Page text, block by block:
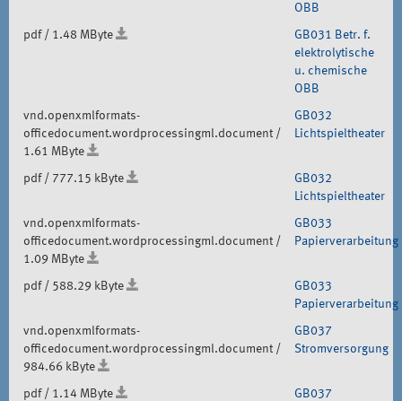
OBB
pdf / 1.48 MByte
GB031 Betr. f.
elektrolytische
u. chemische
OBB
vnd.openxmlformats-
officedocument.wordprocessingml.document /
1.61 MByte
GB032
Lichtspieltheater
pdf / 777.15 kByte
GB032
Lichtspieltheater
vnd.openxmlformats-
officedocument.wordprocessingml.document /
1.09 MByte
GB033
Papierverarbeitung
pdf / 588.29 kByte
GB033
Papierverarbeitung
vnd.openxmlformats-
officedocument.wordprocessingml.document /
984.66 kByte
GB037
Stromversorgung
pdf / 1.14 MByte
GB037